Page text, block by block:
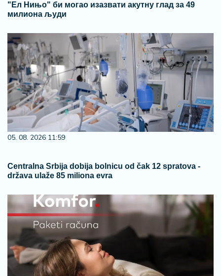
"Ел Нињо" би могао изазвати акутну глад за 49
милиона људи
05. 08. 2026 11:59
Centralna Srbija dobija bolnicu od čak 12 spratova -
država ulaže 85 miliona evra